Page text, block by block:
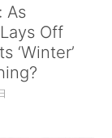
As
Off
‘Winter’